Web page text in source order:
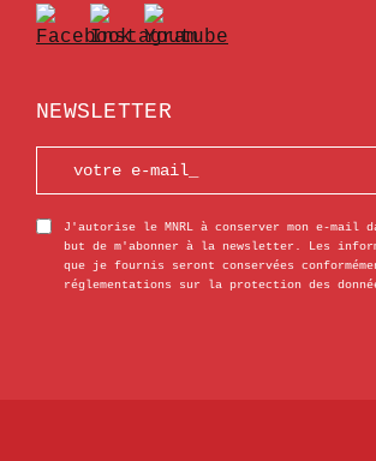
NEWSLETTER
J'autorise le MNRL à conserver mon e-mail
but de m'abonner à la newsletter. Les
que je fournis seront conservées
réglementations sur la protection des